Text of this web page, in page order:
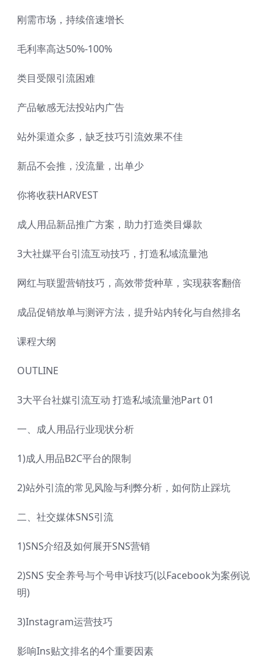
刚需市场，持续倍速增长
毛利率高达50%-100%
类目受限引流困难
产品敏感无法投站内广告
站外渠道众多，缺乏技巧引流效果不佳
新品不会推，没流量，出单少
你将收获HARVEST
成人用品新品推广方案，助力打造类目爆款
3大社媒平台引流互动技巧，打造私域流量池
网红与联盟营销技巧，高效带货种草，实现获客翻倍
成品促销放单与测评方法，提升站内转化与自然排名
课程大纲
OUTLINE
3大平台社媒引流互动 打造私域流量池Part 01
一、成人用品行业现状分析
1)成人用品B2C平台的限制
2)站外引流的常见风险与利弊分析，如何防止踩坑
二、社交媒体SNS引流
1)SNS介绍及如何展开SNS营销
2)SNS 安全养号与个号申诉技巧(以Facebook为案例说
明)
3)Instagram运营技巧
影响Ins贴文排名的4个重要因素